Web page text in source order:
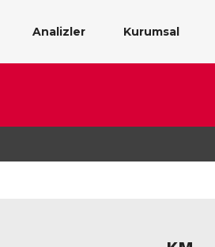
Analizler Kurumsal